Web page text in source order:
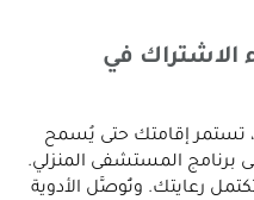
الاشتراك في
تستمر إقامتك حتى يُسمح
برنامج المستشفى المنزلي.
رعايتك. وتُوصَّل الأدوية